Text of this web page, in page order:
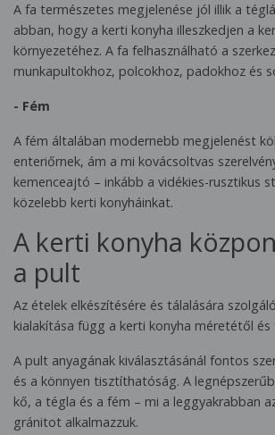
A fa természetes megjelenése jól illik a
abban, hogy a kerti konyha illeszkedjen a
környezetéhez. A fa felhasználható a
munkapultokhoz, polcokhoz, padokhoz és
- Fém
A fém általában modernebb megjelenést
enteriőrnek, ám a mi kovácsoltvas
kemenceajtó – inkább a vidékies-rusztikus
közelebb kerti konyháinkat.
A kerti konyha
a pult
Az ételek elkészítésére és tálalására
kialakítása függ a kerti konyha méretétől és
A pult anyagának kiválasztásánál fontos
és a könnyen tisztíthatóság. A
kő, a tégla és a fém – mi a leggyakrabban
gránitot alkalmazzuk.